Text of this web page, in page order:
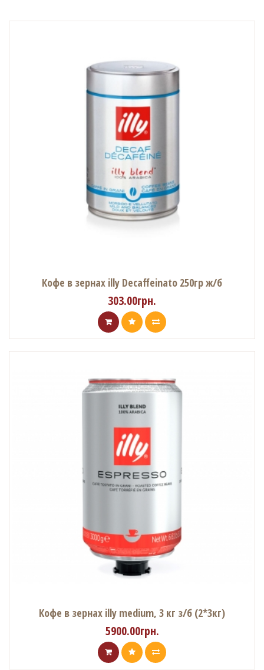
Кофе в зернах illy Decaffeinato 250гр ж/б
303.00грн.
Кофе в зернах illy medium, 3 кг з/б (2*3кг)
5900.00грн.